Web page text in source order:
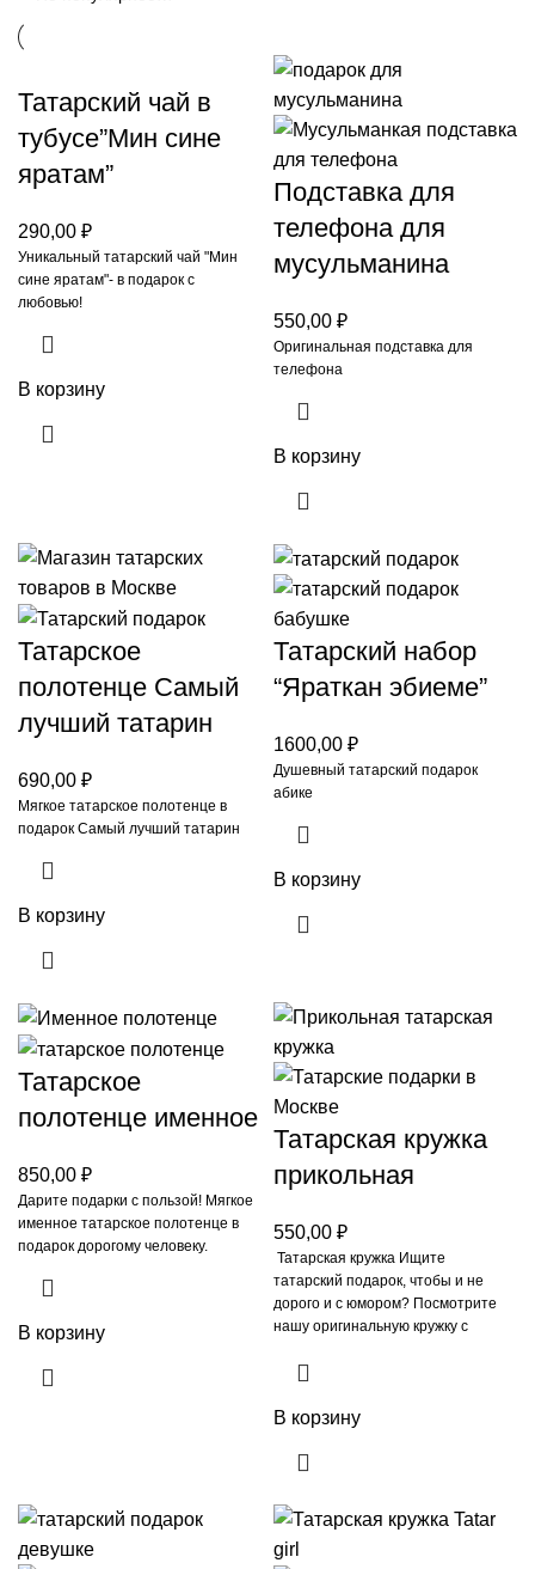
Татарский чай в
тубусе”Мин сине
яратам”
290,00 ₽
Уникальный татарский чай "Мин
сине яратам"- в подарок с
любовью!
В корзину
Подставка для
телефона для
мусульманина
550,00 ₽
Оригинальная подставка для
телефона
В корзину
Татарское
полотенце Самый
лучший татарин
690,00 ₽
Мягкое татарское полотенце в
подарок Самый лучший татарин
В корзину
Татарский набор
“Яраткан эбиеме”
1600,00 ₽
Душевный татарский подарок
абике
В корзину
Татарское
полотенце именное
850,00 ₽
Дарите подарки с пользой! Мягкое
именное татарское полотенце в
подарок дорогому человеку.
В корзину
Татарская кружка
прикольная
550,00 ₽
Татарская кружка Ищите
татарский подарок, чтобы и не
дорого и с юмором? Посмотрите
нашу оригинальную кружку с
В корзину